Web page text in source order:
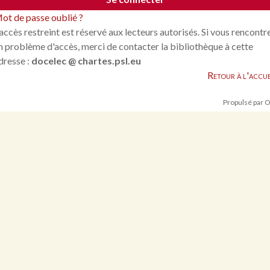
de passe oublié ?
restreint est réservé aux lecteurs autorisés. Si vous
problème d'accès, merci de contacter la bibliothèque à cette
: docelec @ chartes.psl.eu
Retour à
Propulsé par